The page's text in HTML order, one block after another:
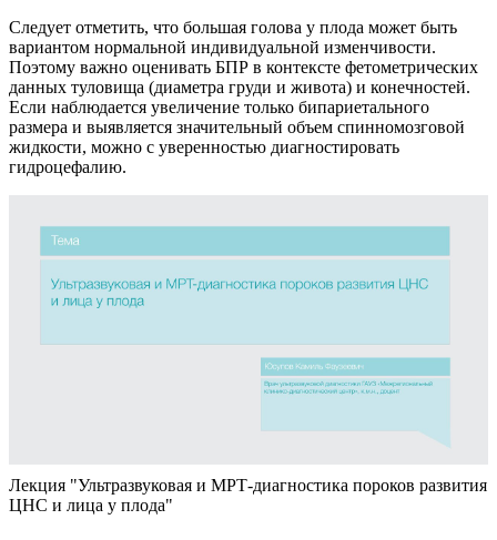
Следует отметить, что большая голова у плода может быть
вариантом нормальной индивидуальной изменчивости.
Поэтому важно оценивать БПР в контексте фетометрических
данных туловища (диаметра груди и живота) и конечностей.
Если наблюдается увеличение только бипариетального
размера и выявляется значительный объем спинномозговой
жидкости, можно с уверенностью диагностировать
гидроцефалию.
Лекция "Ультразвуковая и МРТ-диагностика пороков развития
ЦНС и лица у плода"